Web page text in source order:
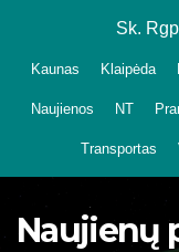
Sk.
Kaunas Klaipėda
Naujienos NT
Transportas
Naujienų